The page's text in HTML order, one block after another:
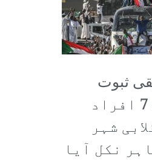
ثبوت
ہیں۔ عبوری کونسل کی وفادار مسلح قوتوں نے پورے ملک میں عوام پر حملے کئے جس کی وجہ سے 7 افراد
شہر
نکل آیا